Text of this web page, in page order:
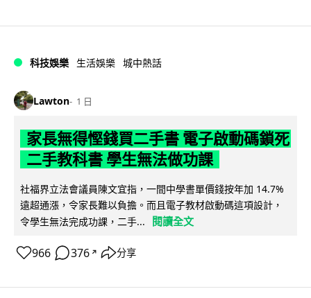
科技娛樂 生活娛樂 城中熱話
Lawton 1 日
家長無得慳錢買二手書 電子啟動碼鎖死
二手教科書 學生無法做功課
社福界立法會議員陳文宜指，一間中學書單價錢按年加 14.7%
遠超通漲，令家長難以負擔。而且電子教材啟動碼這項設計，
令學生無法完成功課，二手...
閱讀全文
966 376 ↗ 分享